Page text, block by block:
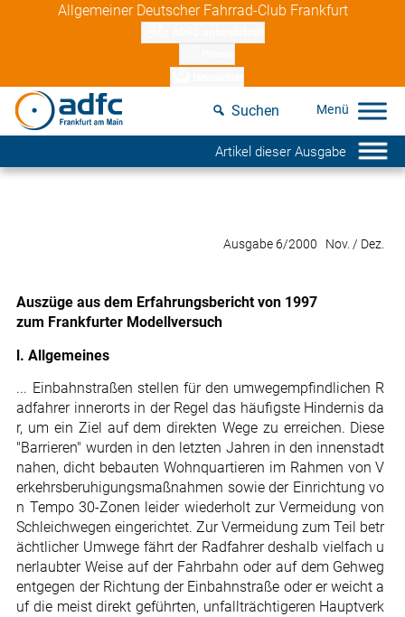
Allgemeiner Deutscher Fahrrad-Club Frankfurt
Suchen
Artikel dieser Ausgabe
Ausgabe 6/2000 Nov. / Dez.
Auszüge aus dem Erfahrungsbericht von 1997
zum Frankfurter Modellversuch
l. Allgemeines
... Einbahnstraßen stellen für den umwegempfindlichen R
adfahrer innerorts in der Regel das häufigste Hindernis da
r, um ein Ziel auf dem direkten Wege zu erreichen. Diese
"Barrieren" wurden in den letzten Jahren in den innenstadt
nahen, dicht bebauten Wohnquartieren im Rahmen von V
erkehrsberuhigungsmaßnahmen sowie der Einrichtung vo
n Tempo 30-Zonen leider wiederholt zur Vermeidung von
Schleichwegen eingerichtet. Zur Vermeidung zum Teil betr
ächtlicher Umwege fährt der Radfahrer deshalb vielfach u
nerlaubter Weise auf der Fahrbahn oder auf dem Gehweg
entgegen der Richtung der Einbahnstraße oder er weicht a
uf die meist direkt geführten, unfallträchtigeren Hauptverk